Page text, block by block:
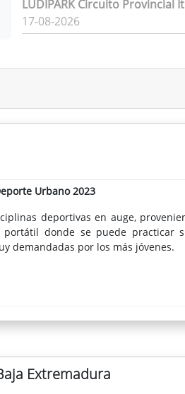
LUDIPARK Circuito Provincial
17-08-2026
Urbano 2023
deportivas en auge,
donde se puede practicar
demandadas por los más jóvenes.
Extremadura